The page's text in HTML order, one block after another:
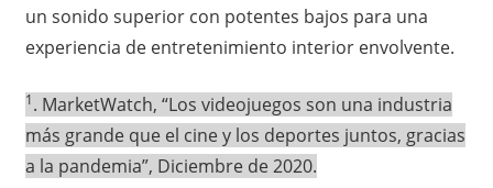
un sonido superior con potentes bajos para una
experiencia de entretenimiento interior envolvente.
1. MarketWatch, “Los videojuegos son una industria
más grande que el cine y los deportes juntos, gracias
a la pandemia”, Diciembre de 2020.